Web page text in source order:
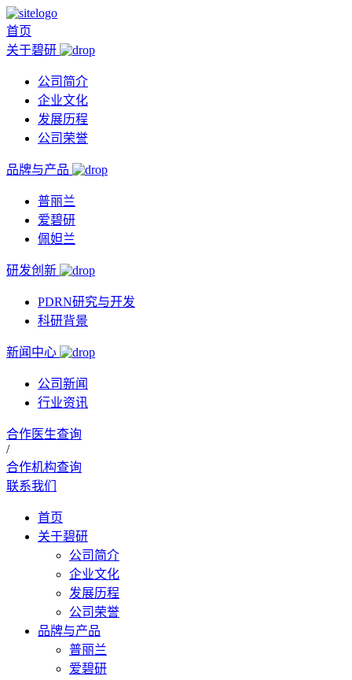
首页
关于碧研
公司简介
企业文化
发展历程
公司荣誉
品牌与产品
普丽兰
爱碧研
佩妲兰
研发创新
PDRN研究与开发
科研背景
新闻中心
公司新闻
行业资讯
合作医生查询
/
合作机构查询
联系我们
首页
关于碧研
公司简介
企业文化
发展历程
公司荣誉
品牌与产品
普丽兰
爱碧研